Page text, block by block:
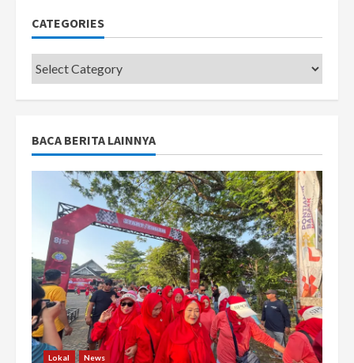
CATEGORIES
Categories
BACA BERITA LAINNYA
Lokal News